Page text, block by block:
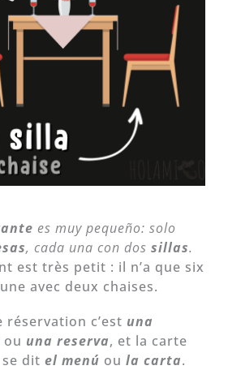
es muy pequeño: solo
, cada una con dossillas.
est très petit : il n’a que six
avec deux chaises.
réservation c’est una
ou una reserva, et la carte
se ditel menú oula carta.